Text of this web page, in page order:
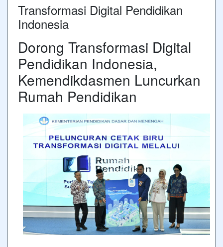
Transformasi Digital Pendidikan
Indonesia
Dorong Transformasi Digital
Pendidikan Indonesia,
Kemendikdasmen Luncurkan
Rumah Pendidikan